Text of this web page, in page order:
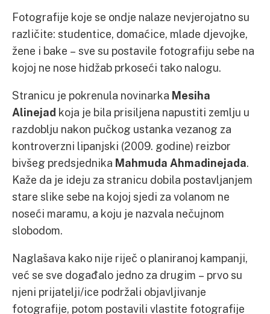
Fotografije koje se ondje nalaze nevjerojatno su
različite: studentice, domaćice, mlade djevojke,
žene i bake – sve su postavile fotografiju sebe na
kojoj ne nose hidžab prkoseći tako nalogu.
Stranicu je pokrenula novinarka Mesiha
Alinejad koja je bila prisiljena napustiti zemlju u
razdoblju nakon pučkog ustanka vezanog za
kontroverzni lipanjski (2009. godine) reizbor
bivšeg predsjednika Mahmuda Ahmadinejada.
Kaže da je ideju za stranicu dobila postavljanjem
stare slike sebe na kojoj sjedi za volanom ne
noseći maramu, a koju je nazvala nečujnom
slobodom.
Naglašava kako nije riječ o planiranoj kampanji,
već se sve događalo jedno za drugim – prvo su
njeni prijatelji/ice podržali objavljivanje
fotografije, potom postavili vlastite fotografije